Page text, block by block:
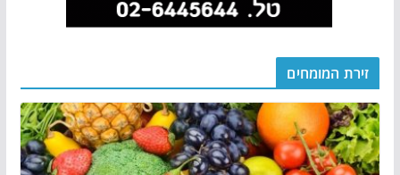
זירת המומחים